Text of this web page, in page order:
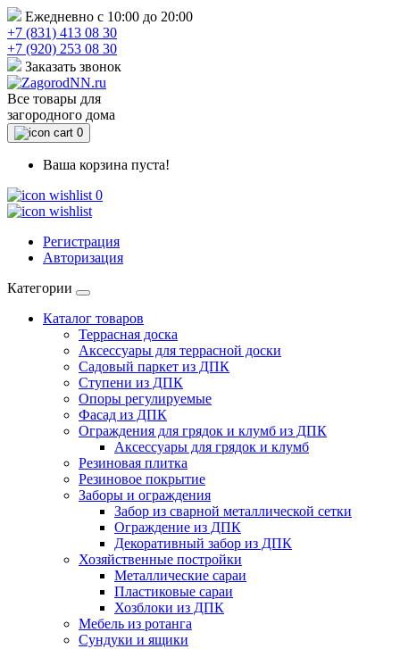
Ежедневно с 10:00 до 20:00
+7 (831) 413 08 30
+7 (920) 253 08 30
Заказать звонок
Все товары для
загородного дома
0
Ваша корзина пуста!
0
Регистрация
Авторизация
Категории
Каталог товаров
Террасная доска
Аксессуары для террасной доски
Садовый паркет из ДПК
Ступени из ДПК
Опоры регулируемые
Фасад из ДПК
Ограждения для грядок и клумб из ДПК
Аксессуары для грядок и клумб
Резиновая плитка
Резиновое покрытие
Заборы и ограждения
Забор из сварной металлической сетки
Ограждение из ДПК
Декоративный забор из ДПК
Хозяйственные постройки
Металлические сараи
Пластиковые сараи
Хозблоки из ДПК
Мебель из ротанга
Сундуки и ящики